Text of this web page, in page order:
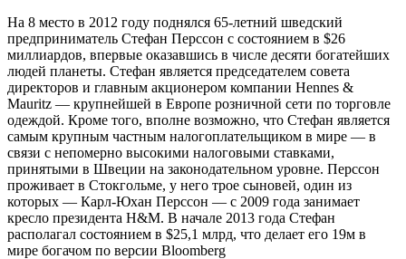
На 8 место в 2012 году поднялся 65-летний шведский
предприниматель Стефан Перссон с состоянием в $26
миллиардов, впервые оказавшись в числе десяти богатейших
людей планеты. Стефан является председателем совета
директоров и главным акционером компании Hennes &
Mauritz — крупнейшей в Европе розничной сети по торговле
одеждой. Кроме того, вполне возможно, что Стефан является
самым крупным частным налогоплательщиком в мире — в
связи с непомерно высокими налоговыми ставками,
принятыми в Швеции на законодательном уровне. Перссон
проживает в Стокгольме, у него трое сыновей, один из
которых — Карл-Юхан Перссон — с 2009 года занимает
кресло президента H&M. В начале 2013 года Стефан
располагал состоянием в $25,1 млрд, что делает его 19м в
мире богачом по версии Bloomberg